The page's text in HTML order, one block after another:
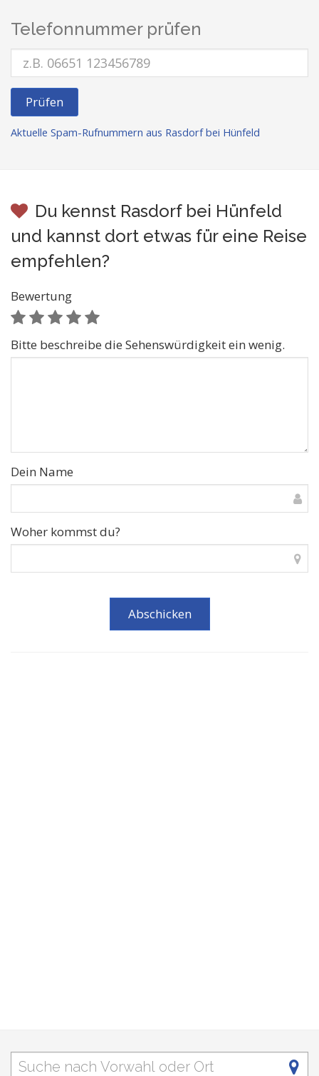
Telefonnummer prüfen
Prüfen
Aktuelle Spam-Rufnummern aus Rasdorf bei Hünfeld
Du kennst Rasdorf bei Hünfeld
und kannst dort etwas für eine Reise
empfehlen?
Bewertung
Bitte beschreibe die Sehenswürdigkeit ein wenig.
Dein Name
Woher kommst du?